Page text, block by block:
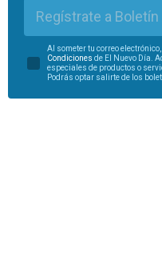
Regístrate a Boletín
Al someter tu correo
Condiciones de El Nuevo Día.
especiales de productos o
Podrás optar salirte de los